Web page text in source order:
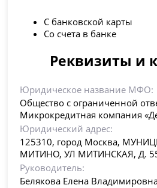
С банковской карты
Со счета в банке
Реквизиты и
Юридическое название МФО:
Общество с ограниченной
Микрокредитная компания
Юридический адрес:
125310, город Москва,
МИТИНО, УЛ МИТИНСКАЯ, Д.
Руководитель:
Белякова Елена